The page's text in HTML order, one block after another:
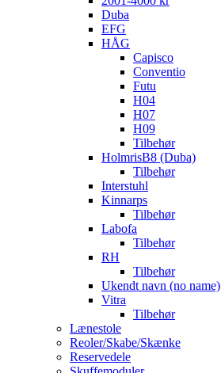
Duba
EFG
HÅG
Capisco
Conventio
Futu
H04
H07
H09
Tilbehør
HolmrisB8 (Duba)
Tilbehør
Interstuhl
Kinnarps
Tilbehør
Labofa
Tilbehør
RH
Tilbehør
Ukendt navn (no name)
Vitra
Tilbehør
Lænestole
Reoler/Skabe/Skænke
Reservedele